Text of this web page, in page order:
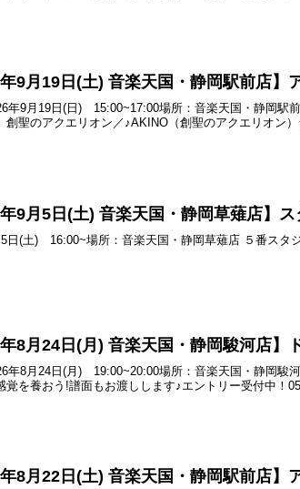
年9月19日(土) 音楽天国・静岡駅前店
年9月19日(日) 15:00~17:00場所：音楽天国・静岡駅
創聖のアクエリオン／♪AKINO（創聖のアクエリオン
年9月5日(土) 音楽天国・静岡草薙店】
5日(土) 16:00~場所：音楽天国・静岡草薙店 ５番スタ
年8月24日(月) 音楽天国・静岡駿河店
年8月24日(月) 19:00~20:00場所：音楽天国・静岡駿
覚を養おう!譜面もお渡しします♪エントリー受付中！
年8月22日(土) 音楽天国・静岡駅前店